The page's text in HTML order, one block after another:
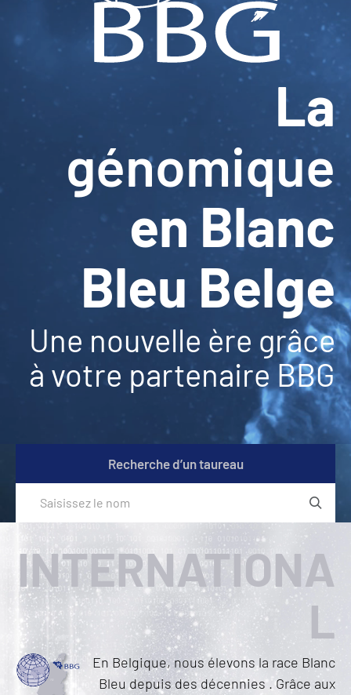
La
génomique
en Blanc
Bleu Belge
Une nouvelle ère grâce
à votre partenaire BBG
Recherche d’un taureau
INTERNATIONA
L
En Belgique, nous élevons la race Blanc
Bleu depuis des décennies . Grâce aux